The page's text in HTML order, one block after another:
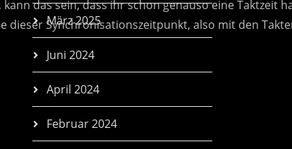
März 2025
Juni 2024
April 2024
Februar 2024